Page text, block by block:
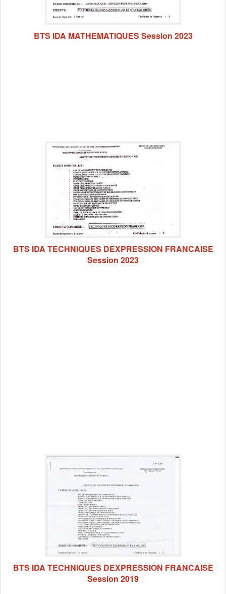
BTS IDA MATHEMATIQUES Session 2023
BTS IDA TECHNIQUES DEXPRESSION FRANCAISE
Session 2023
BTS IDA TECHNIQUES DEXPRESSION FRANCAISE
Session 2019